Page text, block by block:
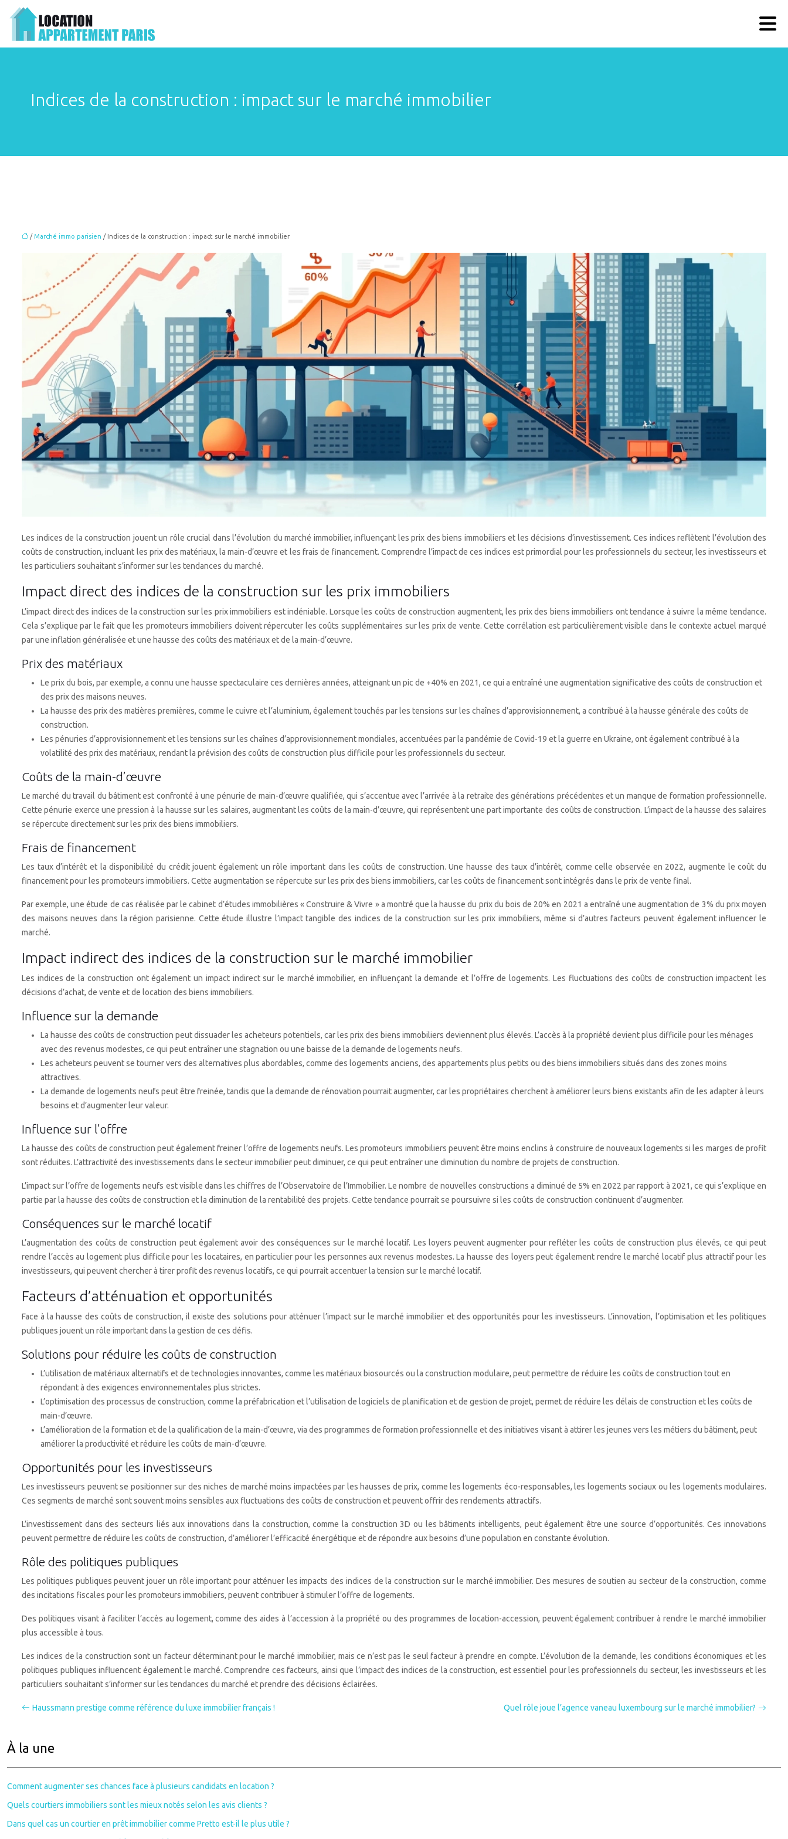
Indices de la construction : impact sur le marché immobilier
/Marché immo parisien / Indices de la construction : impact sur le marché immobilier
Les indices de la construction jouent un rôle crucial dans l’évolution du marché immobilier, influençant les prix des biens immobiliers et les décisions d’investissement. Ces indices reflètent l’évolution des
coûts de construction, incluant les prix des matériaux, la main-d’œuvre et les frais de financement. Comprendre l’impact de ces indices est primordial pour les professionnels du secteur, les investisseurs et
les particuliers souhaitant s’informer sur les tendances du marché.
Impact direct des indices de la construction sur les prix immobiliers
L’impact direct des indices de la construction sur les prix immobiliers est indéniable. Lorsque les coûts de construction augmentent, les prix des biens immobiliers ont tendance à suivre la même tendance.
Cela s’explique par le fait que les promoteurs immobiliers doivent répercuter les coûts supplémentaires sur les prix de vente. Cette corrélation est particulièrement visible dans le contexte actuel marqué
par une inflation généralisée et une hausse des coûts des matériaux et de la main-d’œuvre.
Prix des matériaux
Le prix du bois, par exemple, a connu une hausse spectaculaire ces dernières années, atteignant un pic de +40% en 2021, ce qui a entraîné une augmentation significative des coûts de construction et
des prix des maisons neuves.
La hausse des prix des matières premières, comme le cuivre et l’aluminium, également touchés par les tensions sur les chaînes d’approvisionnement, a contribué à la hausse générale des coûts de
construction.
Les pénuries d’approvisionnement et les tensions sur les chaînes d’approvisionnement mondiales, accentuées par la pandémie de Covid-19 et la guerre en Ukraine, ont également contribué à la
volatilité des prix des matériaux, rendant la prévision des coûts de construction plus difficile pour les professionnels du secteur.
Coûts de la main-d’œuvre
Le marché du travail du bâtiment est confronté à une pénurie de main-d’œuvre qualifiée, qui s’accentue avec l’arrivée à la retraite des générations précédentes et un manque de formation professionnelle.
Cette pénurie exerce une pression à la hausse sur les salaires, augmentant les coûts de la main-d’œuvre, qui représentent une part importante des coûts de construction. L’impact de la hausse des salaires
se répercute directement sur les prix des biens immobiliers.
Frais de financement
Les taux d’intérêt et la disponibilité du crédit jouent également un rôle important dans les coûts de construction. Une hausse des taux d’intérêt, comme celle observée en 2022, augmente le coût du
financement pour les promoteurs immobiliers. Cette augmentation se répercute sur les prix des biens immobiliers, car les coûts de financement sont intégrés dans le prix de vente final.
Par exemple, une étude de cas réalisée par le cabinet d’études immobilières « Construire & Vivre » a montré que la hausse du prix du bois de 20% en 2021 a entraîné une augmentation de 3% du prix moyen
des maisons neuves dans la région parisienne. Cette étude illustre l’impact tangible des indices de la construction sur les prix immobiliers, même si d’autres facteurs peuvent également influencer le
marché.
Impact indirect des indices de la construction sur le marché immobilier
Les indices de la construction ont également un impact indirect sur le marché immobilier, en influençant la demande et l’offre de logements. Les fluctuations des coûts de construction impactent les
décisions d’achat, de vente et de location des biens immobiliers.
Influence sur la demande
La hausse des coûts de construction peut dissuader les acheteurs potentiels, car les prix des biens immobiliers deviennent plus élevés. L’accès à la propriété devient plus difficile pour les ménages
avec des revenus modestes, ce qui peut entraîner une stagnation ou une baisse de la demande de logements neufs.
Les acheteurs peuvent se tourner vers des alternatives plus abordables, comme des logements anciens, des appartements plus petits ou des biens immobiliers situés dans des zones moins
attractives.
La demande de logements neufs peut être freinée, tandis que la demande de rénovation pourrait augmenter, car les propriétaires cherchent à améliorer leurs biens existants afin de les adapter à leurs
besoins et d’augmenter leur valeur.
Influence sur l’offre
La hausse des coûts de construction peut également freiner l’offre de logements neufs. Les promoteurs immobiliers peuvent être moins enclins à construire de nouveaux logements si les marges de profit
sont réduites. L’attractivité des investissements dans le secteur immobilier peut diminuer, ce qui peut entraîner une diminution du nombre de projets de construction.
L’impact sur l’offre de logements neufs est visible dans les chiffres de l’Observatoire de l’Immobilier. Le nombre de nouvelles constructions a diminué de 5% en 2022 par rapport à 2021, ce qui s’explique en
partie par la hausse des coûts de construction et la diminution de la rentabilité des projets. Cette tendance pourrait se poursuivre si les coûts de construction continuent d’augmenter.
Conséquences sur le marché locatif
L’augmentation des coûts de construction peut également avoir des conséquences sur le marché locatif. Les loyers peuvent augmenter pour refléter les coûts de construction plus élevés, ce qui peut
rendre l’accès au logement plus difficile pour les locataires, en particulier pour les personnes aux revenus modestes. La hausse des loyers peut également rendre le marché locatif plus attractif pour les
investisseurs, qui peuvent chercher à tirer profit des revenus locatifs, ce qui pourrait accentuer la tension sur le marché locatif.
Facteurs d’atténuation et opportunités
Face à la hausse des coûts de construction, il existe des solutions pour atténuer l’impact sur le marché immobilier et des opportunités pour les investisseurs. L’innovation, l’optimisation et les politiques
publiques jouent un rôle important dans la gestion de ces défis.
Solutions pour réduire les coûts de construction
L’utilisation de matériaux alternatifs et de technologies innovantes, comme les matériaux biosourcés ou la construction modulaire, peut permettre de réduire les coûts de construction tout en
répondant à des exigences environnementales plus strictes.
L’optimisation des processus de construction, comme la préfabrication et l’utilisation de logiciels de planification et de gestion de projet, permet de réduire les délais de construction et les coûts de
main-d’œuvre.
L’amélioration de la formation et de la qualification de la main-d’œuvre, via des programmes de formation professionnelle et des initiatives visant à attirer les jeunes vers les métiers du bâtiment, peut
améliorer la productivité et réduire les coûts de main-d’œuvre.
Opportunités pour les investisseurs
Les investisseurs peuvent se positionner sur des niches de marché moins impactées par les hausses de prix, comme les logements éco-responsables, les logements sociaux ou les logements modulaires.
Ces segments de marché sont souvent moins sensibles aux fluctuations des coûts de construction et peuvent offrir des rendements attractifs.
L’investissement dans des secteurs liés aux innovations dans la construction, comme la construction 3D ou les bâtiments intelligents, peut également être une source d’opportunités. Ces innovations
peuvent permettre de réduire les coûts de construction, d’améliorer l’efficacité énergétique et de répondre aux besoins d’une population en constante évolution.
Rôle des politiques publiques
Les politiques publiques peuvent jouer un rôle important pour atténuer les impacts des indices de la construction sur le marché immobilier. Des mesures de soutien au secteur de la construction, comme
des incitations fiscales pour les promoteurs immobiliers, peuvent contribuer à stimuler l’offre de logements.
Des politiques visant à faciliter l’accès au logement, comme des aides à l’accession à la propriété ou des programmes de location-accession, peuvent également contribuer à rendre le marché immobilier
plus accessible à tous.
Les indices de la construction sont un facteur déterminant pour le marché immobilier, mais ce n’est pas le seul facteur à prendre en compte. L’évolution de la demande, les conditions économiques et les
politiques publiques influencent également le marché. Comprendre ces facteurs, ainsi que l’impact des indices de la construction, est essentiel pour les professionnels du secteur, les investisseurs et les
particuliers souhaitant s’informer sur les tendances du marché et prendre des décisions éclairées.
Haussmann prestige comme référence du luxe immobilier français ! Quel rôle joue l’agence vaneau luxembourg sur le marché immobilier?
À la une
Comment augmenter ses chances face à plusieurs candidats en location ?
Quels courtiers immobiliers sont les mieux notés selon les avis clients ?
Dans quel cas un courtier en prêt immobilier comme Pretto est-il le plus utile ?